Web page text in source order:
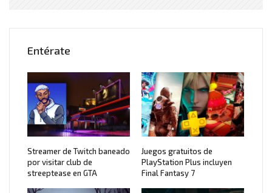
Entérate
Streamer de Twitch baneado
por visitar club de
streeptease en GTA
Juegos gratuitos de
PlayStation Plus incluyen
Final Fantasy 7